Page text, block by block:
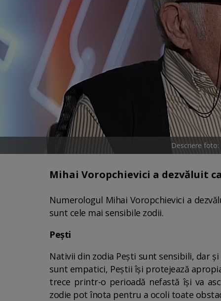
Descriere foto:
Mihai Voropchievici a dezvăluit
Numerologul Mihai Voropchievici a
sunt cele mai sensibile zodii.
Pești
Nativii din zodia Pești sunt sensibili, dar
sunt empatici, Peștii își protejează
trece printr-o perioadă nefastă își va
zodie pot înota pentru a ocoli toate